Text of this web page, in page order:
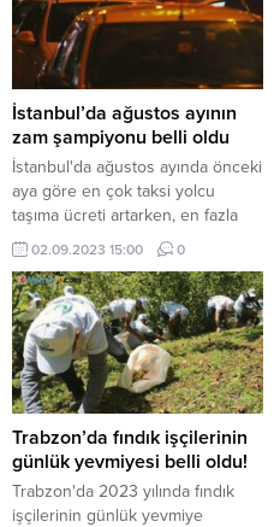
açıkladı.
İstanbul’da ağustos ayının
zam şampiyonu belli oldu
İstanbul'da ağustos ayında önceki
aya göre en çok taksi yolcu
taşıma ücreti artarken, en fazla
düşüş domateste gerçekleşti.
02.09.2023 15:00 0
Trabzon’da fındık işçilerinin
günlük yevmiyesi belli oldu!
Trabzon'da 2023 yılında fındık
işçilerinin günlük yevmiye